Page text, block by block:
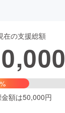
ス
在の支援総額
金額は50,000円